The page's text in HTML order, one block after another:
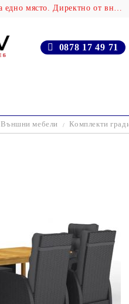
Крабов - Над 100 000 продукта на едно място. Директно от вносителя!
0878 17 49 71
Външни мебели Комплекти